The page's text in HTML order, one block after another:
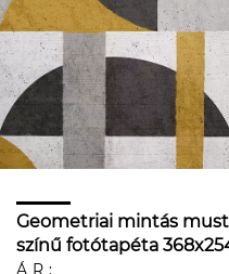
Geometriai mintás
színű fotótapéta
ÁR: